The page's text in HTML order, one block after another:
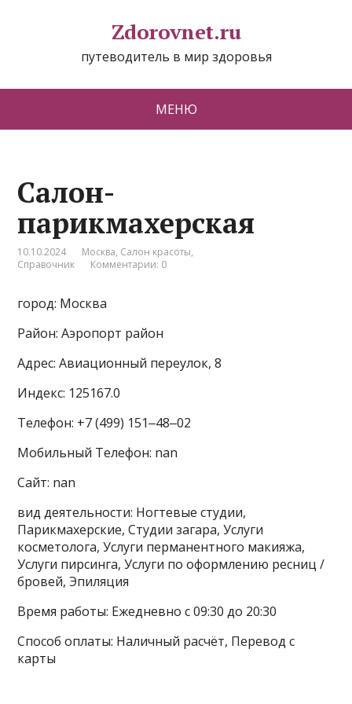
Zdorovnet.ru
путеводитель в мир здоровья
МЕНЮ
Салон-
парикмахерская
10.10.2024 Москва, Салон красоты,
Справочник
Комментарии: 0
город: Москва
Район: Аэропорт район
Адрес: Авиационный переулок, 8
Индекс: 125167.0
Телефон: +7 (499) 151‒48‒02
Мобильный Телефон: nan
Сайт: nan
вид деятельности: Ногтевые студии,
Парикмахерские, Студии загара, Услуги
косметолога, Услуги перманентного макияжа,
Услуги пирсинга, Услуги по оформлению ресниц /
бровей, Эпиляция
Время работы: Ежедневно с 09:30 до 20:30
Способ оплаты: Наличный расчёт, Перевод с
карты